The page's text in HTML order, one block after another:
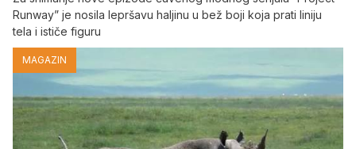
Runway” je nosila lepršavu haljinu u bež boji koja prati liniju
tela i ističe figuru
MAGAZIN